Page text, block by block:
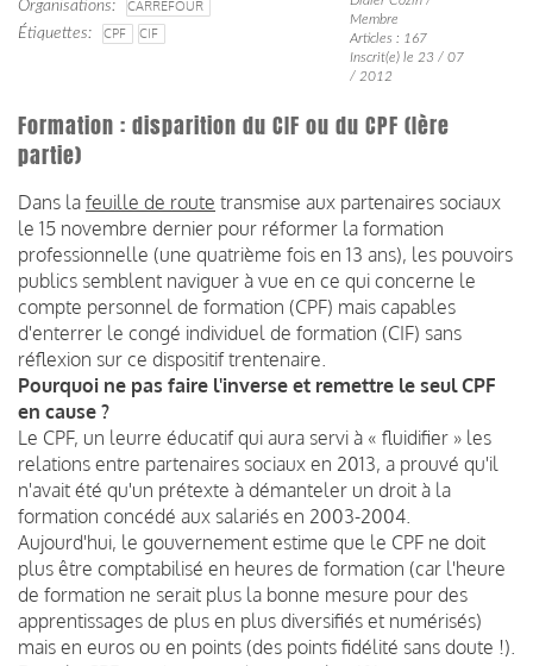
Organisations
CARREFOUR
Étiquettes
CPF CIF
Membre
Articles : 167
Inscrit(e) le 23 / 07
/ 2012
Formation : disparition du CIF ou du CPF (Ière
partie)
Dans la feuille de route transmise aux partenaires sociaux
le 15 novembre dernier pour réformer la formation
professionnelle (une quatrième fois en 13 ans), les pouvoirs
publics semblent naviguer à vue en ce qui concerne le
compte personnel de formation (CPF) mais capables
d'enterrer le congé individuel de formation (CIF) sans
réflexion sur ce dispositif trentenaire.
Pourquoi ne pas faire l'inverse et remettre le seul CPF
en cause ?
Le CPF, un leurre éducatif qui aura servi à « fluidifier » les
relations entre partenaires sociaux en 2013, a prouvé qu'il
n'avait été qu'un prétexte à démanteler un droit à la
formation concédé aux salariés en 2003-2004.
Aujourd'hui, le gouvernement estime que le CPF ne doit
plus être comptabilisé en heures de formation (car l'heure
de formation ne serait plus la bonne mesure pour des
apprentissages de plus en plus diversifiés et numérisés)
mais en euros ou en points (des points fidélité sans doute !).